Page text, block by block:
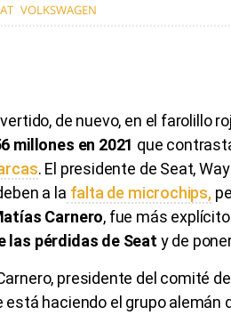
VOLKSWAGEN
de nuevo, en el farolillo
millones en 2021 que
. El presidente de Seat,
a la falta de microchips,
Carnero, fue más
las pérdidas de Seat y de
presidente del comité
haciendo el grupo alemán